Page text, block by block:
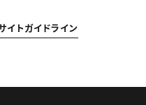
イトガイドライン